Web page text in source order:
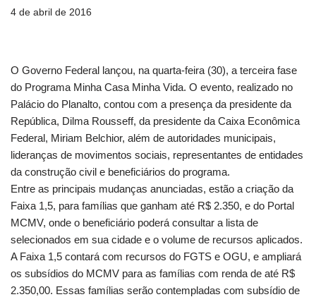
4 de abril de 2016
O Governo Federal lançou, na quarta-feira (30), a terceira fase
do Programa Minha Casa Minha Vida. O evento, realizado no
Palácio do Planalto, contou com a presença da presidente da
República, Dilma Rousseff, da presidente da Caixa Econômica
Federal, Miriam Belchior, além de autoridades municipais,
lideranças de movimentos sociais, representantes de entidades
da construção civil e beneficiários do programa.
Entre as principais mudanças anunciadas, estão a criação da
Faixa 1,5, para famílias que ganham até R$ 2.350, e do Portal
MCMV, onde o beneficiário poderá consultar a lista de
selecionados em sua cidade e o volume de recursos aplicados.
A Faixa 1,5 contará com recursos do FGTS e OGU, e ampliará
os subsídios do MCMV para as famílias com renda de até R$
2.350,00. Essas famílias serão contempladas com subsídio de